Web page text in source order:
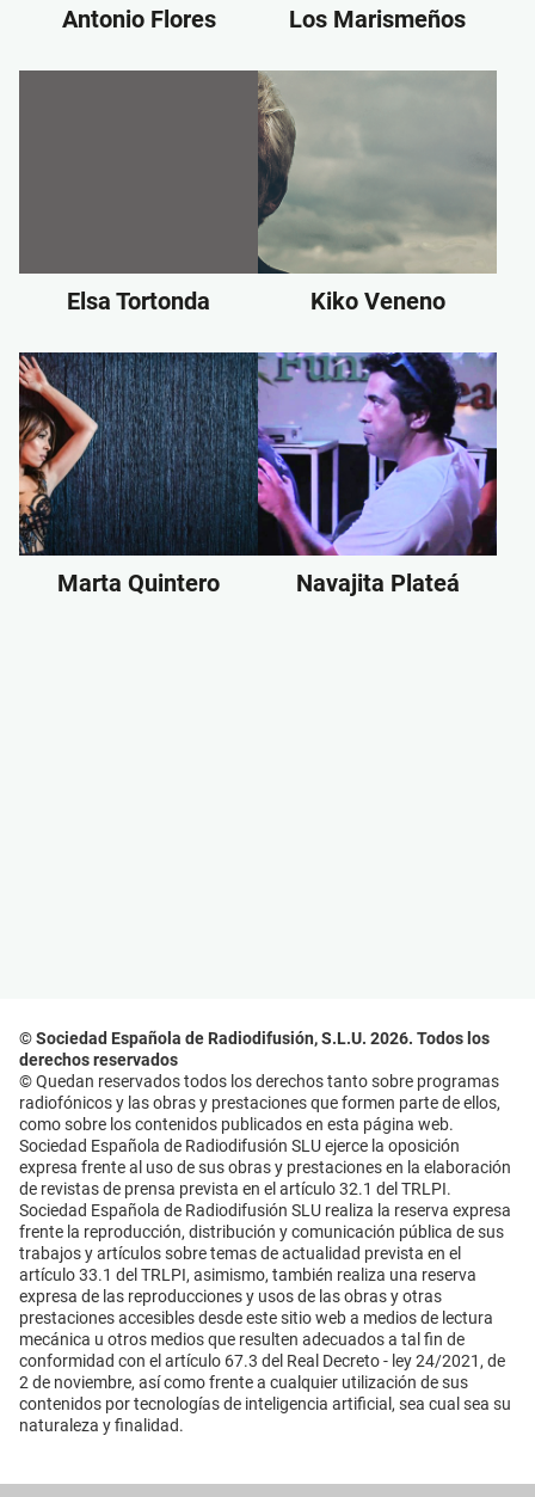
Antonio Flores Los Marismeños
Elsa Tortonda Kiko Veneno
Marta Quintero Navajita Plateá
© Sociedad Española de Radiodifusión, S.L.U. 2026. Todos los
derechos reservados
© Quedan reservados todos los derechos tanto sobre programas
radiofónicos y las obras y prestaciones que formen parte de ellos,
como sobre los contenidos publicados en esta página web.
Sociedad Española de Radiodifusión SLU ejerce la oposición
expresa frente al uso de sus obras y prestaciones en la elaboración
de revistas de prensa prevista en el artículo 32.1 del TRLPI.
Sociedad Española de Radiodifusión SLU realiza la reserva expresa
frente la reproducción, distribución y comunicación pública de sus
trabajos y artículos sobre temas de actualidad prevista en el
artículo 33.1 del TRLPI, asimismo, también realiza una reserva
expresa de las reproducciones y usos de las obras y otras
prestaciones accesibles desde este sitio web a medios de lectura
mecánica u otros medios que resulten adecuados a tal fin de
conformidad con el artículo 67.3 del Real Decreto - ley 24/2021, de
2 de noviembre, así como frente a cualquier utilización de sus
contenidos por tecnologías de inteligencia artificial, sea cual sea su
naturaleza y finalidad.